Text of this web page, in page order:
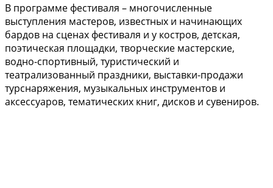
В программе фестиваля – многочисленные
выступления мастеров, известных и начинающих
бардов на сценах фестиваля и у костров, детская,
поэтическая площадки, творческие мастерские,
водно-спортивный, туристический и
театрализованный праздники, выставки-продажи
турснаряжения, музыкальных инструментов и
аксессуаров, тематических книг, дисков и сувениров.